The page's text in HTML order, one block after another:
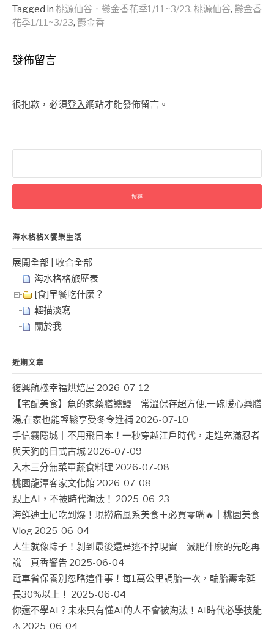
Tagged in 桃源仙谷．鬱金香花季1/11~3/23, 桃源仙谷, 鬱金香
花季1/11~3/23, 鬱金香
發佈留言
很抱歉，必須登入網站才能發佈留言。
關
字:
海水格格X饗樂生活
展開全部
收合全部
海水格格旅歷表
[食]早餐吃什麼？
輕描淡寫
關於我
近期文章
復興航棧幸福烘焙屋 2026-07-12
【宅配美食】魚的家藥膳鱸鰻｜常溫保存超方便,一碗暖心藥膳
湯,在家也能輕鬆享受冬令進補 2026-07-10
手信霧隱城｜不用飛日本！一秒穿越江戶時代，走進充滿忍者
與天狗的日式古城 2026-07-09
入木三分無菜單蔬食料理 2026-07-08
桃園龍潭客家文化館 2026-07-08
跟上AI，不被時代淘汰！ 2025-06-23
海鮮迪士尼吃到爆！現撈痛風系美食＋必買零嘴🔥｜桃園美食
Vlog 2025-06-04
人生就像粽子！剝到最後還是逃不掉現實｜減肥什麼的先吃再
說｜真香警告 2025-06-04
電車省保養別忽略這件事！每1萬公里調胎一次，輪胎壽命延
長30%以上！ 2025-06-04
你還不學AI？未來只有懂AI的人不會被淘汰！AI時代必學技能
⚠️ 2025-06-04